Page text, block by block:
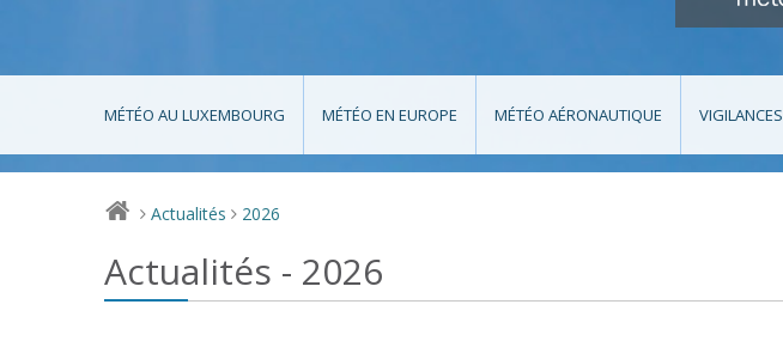
MÉTÉO AU LUXEMBOURG MÉTÉO EN EUROPE MÉTÉO AÉRONAUTIQUE VIGILANCES
> Actualités > 2026
Actualités - 2026